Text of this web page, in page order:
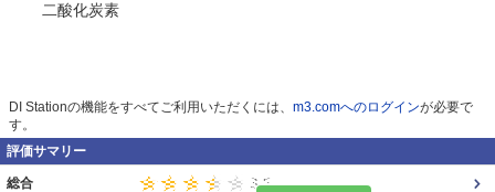
二酸化炭素
DI Stationの機能をすべてご利用いただくには、 m3.comへのログインが必要で
す。
評価サマリー
総合